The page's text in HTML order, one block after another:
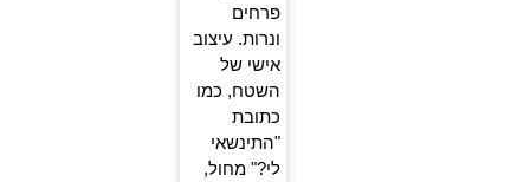
פרחים
ונרות. עיצוב
אישי של
השטח, כמו
כתובת
"התינשאי
לי?" מחול,